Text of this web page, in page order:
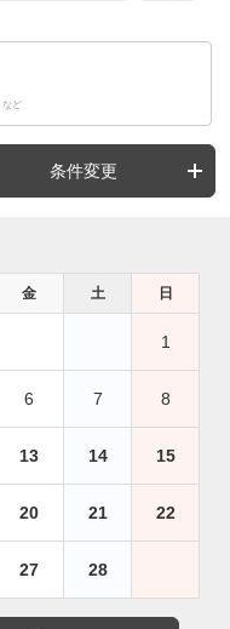
など
条件変更
金 土 日
1
6 7 8
13 14 15
20 21 22
27 28